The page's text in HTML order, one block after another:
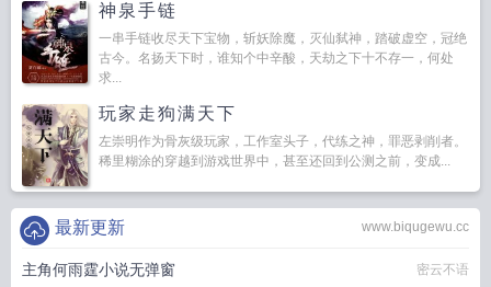
神泉手链
一串手链收尽天下宝物，斩妖除魔，灭仙弑神，踏破虚空，冠绝
古今。名扬天下时，谁知个中辛酸，天劫之下十不存一，何处
求...
玩家走狗满天下
左崇明作为骨灰级玩家，工作室头子，代练之神，罪恶剥削者。
稀里糊涂的穿越到游戏世界中，甚至还回到公测之前，变成...
www.biqugewu.cc
最新更新
主角何雨霆小说无弹窗 密云不语